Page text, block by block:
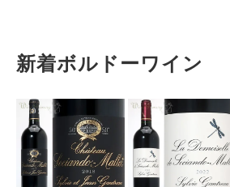
新着ボルドーワイン